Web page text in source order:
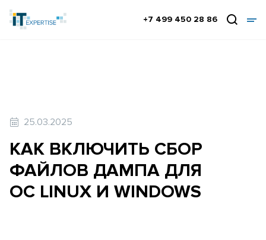
+7 499 450 28 86
25.03.2025
КАК ВКЛЮЧИТЬ СБОР
ФАЙЛОВ ДАМПА ДЛЯ
ОС LINUX И WINDOWS